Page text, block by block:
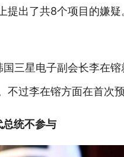
提出了共8个项目的嫌
三星电子副会长李在
过李在镕方面在首次
统不参与